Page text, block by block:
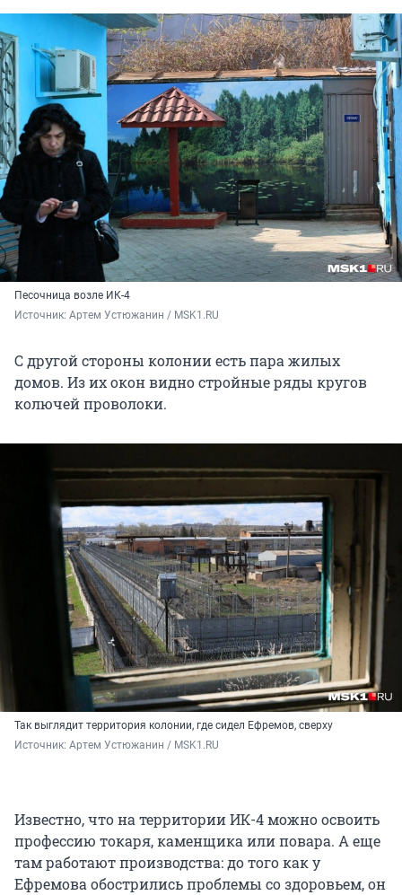
Песочница возле ИК-4
Источник: Артем Устюжанин / MSK1.RU
С другой стороны колонии есть пара жилых
домов. Из их окон видно стройные ряды кругов
колючей проволоки.
Так выглядит территория колонии, где сидел Ефремов, сверху
Источник: Артем Устюжанин / MSK1.RU
Известно, что на территории ИК-4 можно освоить
профессию токаря, каменщика или повара. А еще
там работают производства: до того как у
Ефремова обострились проблемы со здоровьем, он